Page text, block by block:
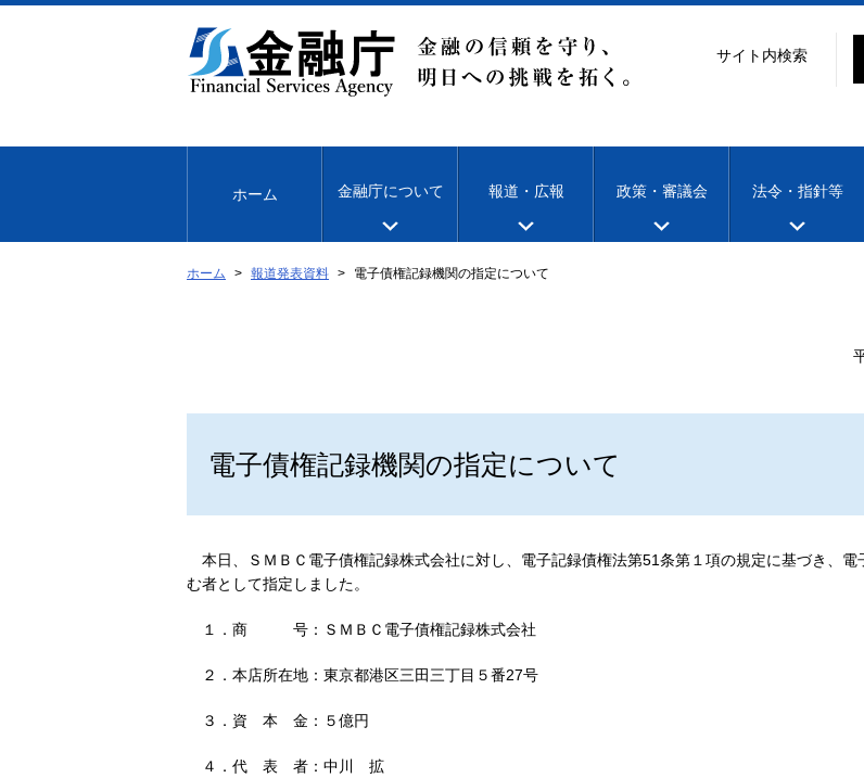
文
移
サイト内検索
ホーム 金融庁について 報道・広報 政策・審議会 法令・指針等
ホーム 報道発表資料 電子債権記録機関の指定について
電子債権記録機関の指定について
本日、ＳＭＢＣ電子債権記録株式会社に対し、電子記録債権法第51条第１項の規定に基づき、電
む者として指定しました。
１．商 号：ＳＭＢＣ電子債権記録株式会社
２．本店所在地：東京都港区三田三丁目５番27号
３．資 本 金：５億円
４．代 表 者：中川 拡